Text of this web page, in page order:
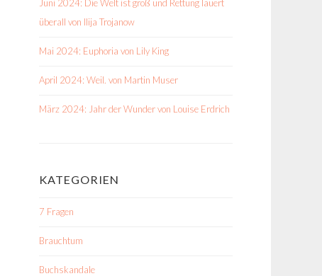
Juni 2024: Die Welt ist groß und Rettung lauert
überall von Ilija Trojanow
Mai 2024: Euphoria von Lily King
April 2024: Weil. von Martin Muser
März 2024: Jahr der Wunder von Louise Erdrich
KATEGORIEN
7 Fragen
Brauchtum
Buchskandale